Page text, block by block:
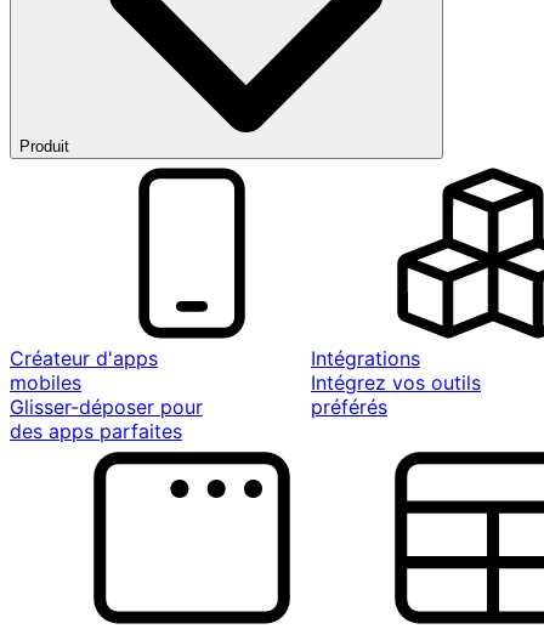
Produit
Créateur d'apps
mobiles
Glisser-déposer pour
des apps parfaites
Intégrations
Intégrez vos outils
préférés